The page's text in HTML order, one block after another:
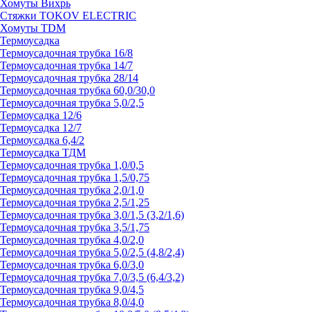
Хомуты Вихрь
Стяжки TOKOV ELECTRIC
Хомуты TDM
Термоусадка
Термоусадочная трубка 16/8
Термоусадочная трубка 14/7
Термоусадочная трубка 28/14
Термоусадочная трубка 60,0/30,0
Термоусадочная трубка 5,0/2,5
Термоусадка 12/6
Термоусадка 12/7
Термоусадка 6,4/2
Термоусадка ТДМ
Термоусадочная трубка 1,0/0,5
Термоусадочная трубка 1,5/0,75
Термоусадочная трубка 2,0/1,0
Термоусадочная трубка 2,5/1,25
Термоусадочная трубка 3,0/1,5 (3,2/1,6)
Термоусадочная трубка 3,5/1,75
Термоусадочная трубка 4,0/2,0
Термоусадочная трубка 5,0/2,5 (4,8/2,4)
Термоусадочная трубка 6,0/3,0
Термоусадочная трубка 7,0/3,5 (6,4/3,2)
Термоусадочная трубка 9,0/4,5
Термоусадочная трубка 8,0/4,0